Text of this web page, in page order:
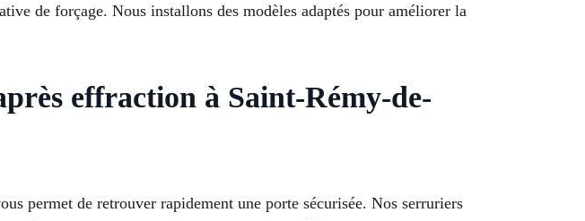
de forçage. Nous installons des modèles adaptés pour améliorer la
effraction à Saint-Rémy-de-
permet de retrouver rapidement une porte sécurisée. Nos serruriers